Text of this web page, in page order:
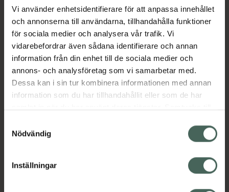
Vi använder enhetsidentifierare för att anpassa innehållet
och annonserna till användarna, tillhandahålla funktioner
för sociala medier och analysera vår trafik. Vi
vidarebefordrar även sådana identifierare och annan
information från din enhet till de sociala medier och
annons- och analysföretag som vi samarbetar med.
Dessa kan i sin tur kombinera informationen med annan
information som du har tillhandahållit eller som de har
återkalla ditt samtycke via webbplatsens
cookieinställningar. Ett återkallat samtycke påverkar inte
lagligheten av behandling som skett innan återkallelsen.
Nödvändig
Inställningar
Beskrivning Dölj
Läs alltid bipacksedeln innan
användning.
EAN:07613421022488
Visa